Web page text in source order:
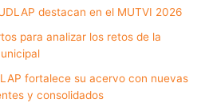
destacan en el MUTVI 2026
para analizar los retos de la
fortalece su acervo con nuevas
y consolidados